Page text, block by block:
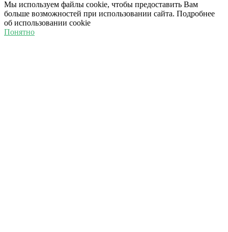
Мы используем файлы cookie, чтобы предоставить Вам
больше возможностей при использовании сайта. Подробнее
об использовании cookie
Понятно